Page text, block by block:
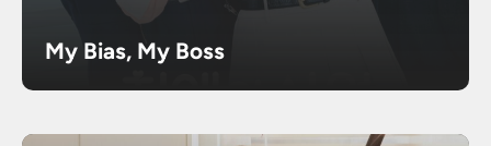
My Bias, My Boss